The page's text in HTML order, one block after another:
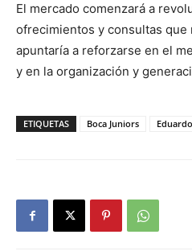
El mercado comenzará a
ofrecimientos y consultas que
apuntaría a reforzarse en el
y en la organización y
ETIQUETAS Boca Juniors